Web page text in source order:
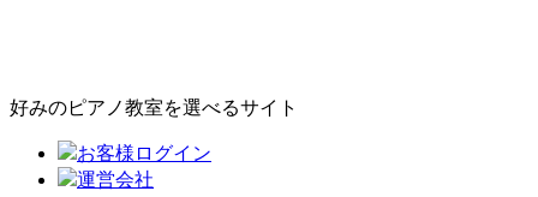
好みのピアノ教室を選べるサイト
お客様ログイン
運営会社